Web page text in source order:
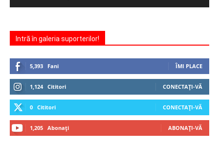
Intră în galeria suporterilor!
5,393 Fani ÎMI PLACE
1,124 Cititori CONECTAȚI-VĂ
0 Cititori CONECTAȚI-VĂ
1,205 Abonați ABONAȚI-VĂ